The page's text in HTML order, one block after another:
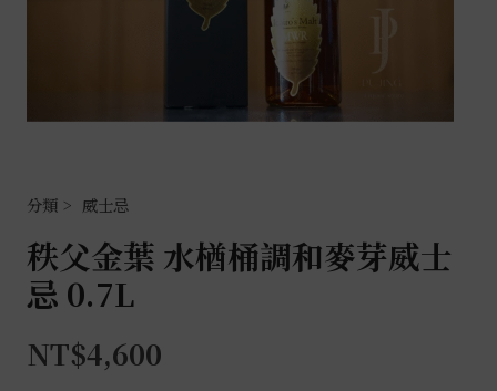
威士忌
秩父金葉 水楢桶調和麥芽威士
忌 0.7L
NT$4,600